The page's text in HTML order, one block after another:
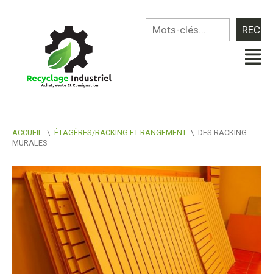
ACCUEIL \ ÉTAGÈRES/RACKING ET RANGEMENT \ DES RACKING
MURALES